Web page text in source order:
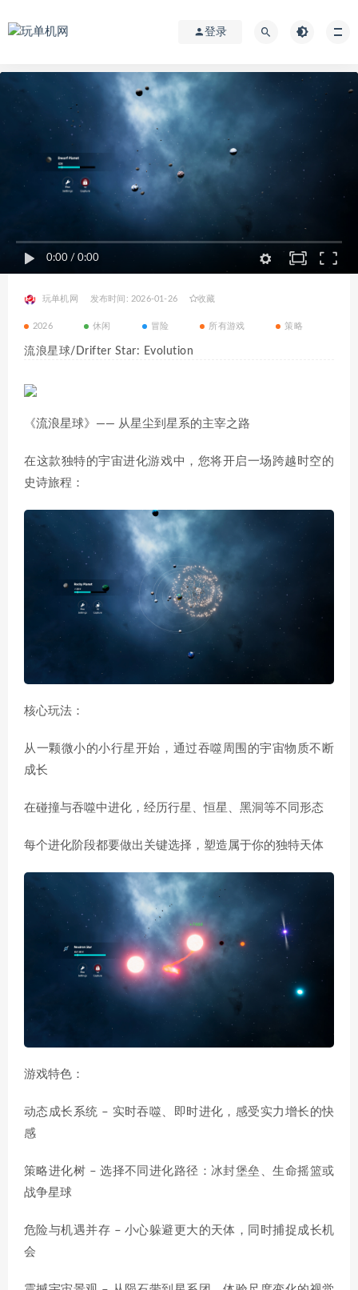
登录
0:00 / 0:00
玩单机网 发布时间: 2026-01-26 收藏
2026 休闲 冒险 所有游戏 策略
流浪星球/Drifter Star: Evolution
《流浪星球》—— 从星尘到星系的主宰之路
在这款独特的宇宙进化游戏中，您将开启一场跨越时空的
史诗旅程：
核心玩法：
从一颗微小的小行星开始，通过吞噬周围的宇宙物质不断
成长
在碰撞与吞噬中进化，经历行星、恒星、黑洞等不同形态
每个进化阶段都要做出关键选择，塑造属于你的独特天体
游戏特色：
动态成长系统 – 实时吞噬、即时进化，感受实力增长的快
感
策略进化树 – 选择不同进化路径：冰封堡垒、生命摇篮或
战争星球
危险与机遇并存 – 小心躲避更大的天体，同时捕捉成长机
会